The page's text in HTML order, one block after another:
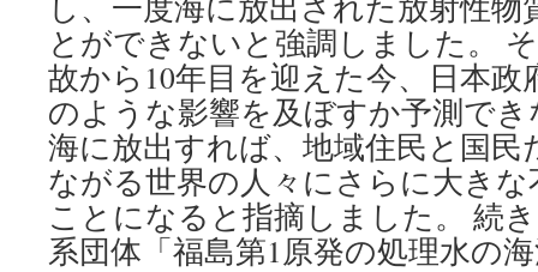
とができないと強調しました。
故から10年目を迎えた今、日本
のような影響を及ぼすか予測でき
海に放出すれば、地域住民と国
ながる世界の人々にさらに大き
ことになると指摘しました。 続
系団体「福島第1原発の処理水の